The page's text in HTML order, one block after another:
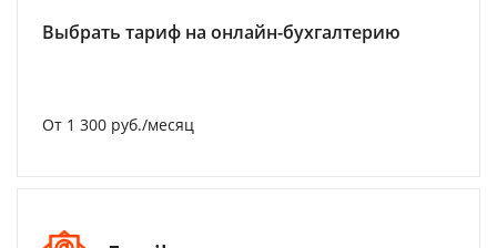
Выбрать тариф на онлайн-бухгалтерию
От 1 300 руб./месяц